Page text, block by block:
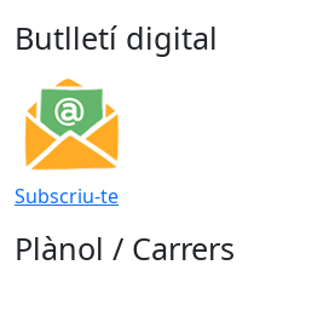
Butlletí digital
Subscriu-te
Plànol / Carrers